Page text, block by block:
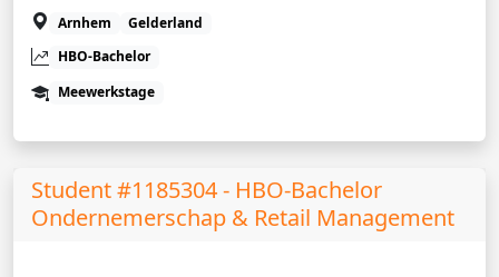
Arnhem
Gelderland
HBO-Bachelor
Meewerkstage
Student #1185304 - HBO-Bachelor
Ondernemerschap & Retail Management